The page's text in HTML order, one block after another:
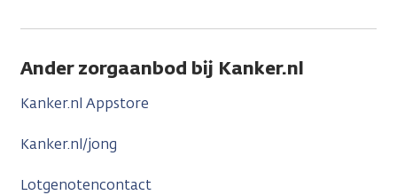
Ander zorgaanbod bij Kanker.nl
Kanker.nl Appstore
Kanker.nl/jong
Lotgenotencontact